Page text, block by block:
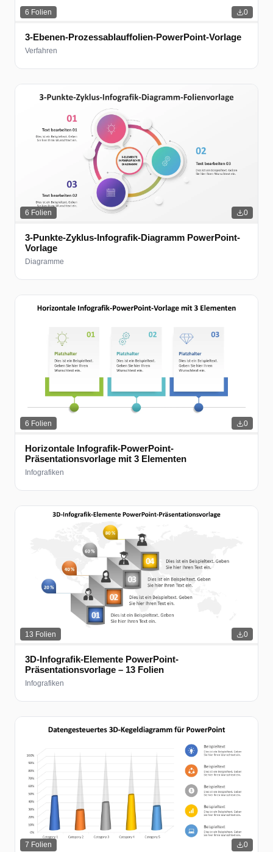
6 Folien 0
3-Ebenen-Prozessablauffolien-PowerPoint-Vorlage
Verfahren
6 Folien 0
3-Punkte-Zyklus-Infografik-Diagramm PowerPoint-
Vorlage
Diagramme
6 Folien 0
Horizontale Infografik-PowerPoint-
Präsentationsvorlage mit 3 Elementen
Infografiken
13 Folien 0
3D-Infografik-Elemente PowerPoint-
Präsentationsvorlage – 13 Folien
Infografiken
7 Folien 0